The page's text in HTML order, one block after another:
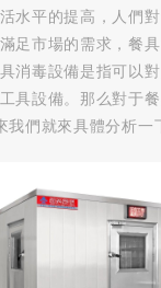
水平的提高，人們
足市場的需求，餐
消毒設備是指可以
具設備。那么對于
們就來具體分析一